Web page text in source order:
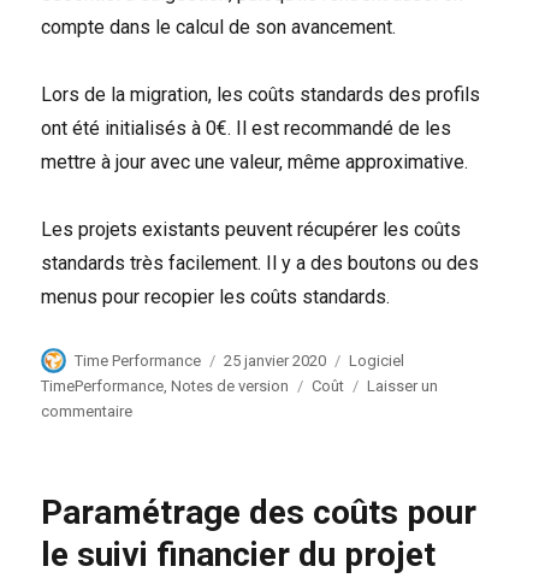
compte dans le calcul de son avancement.
Lors de la migration, les coûts standards des profils
ont été initialisés à 0€. Il est recommandé de les
mettre à jour avec une valeur, même approximative.
Les projets existants peuvent récupérer les coûts
standards très facilement. Il y a des boutons ou des
menus pour recopier les coûts standards.
Auteur
Time Performance
Publié
le
25 janvier 2020 Catégories
Logiciel
TimePerformance,Notes de version Étiquettes
Coût
Laisser un
commentairesur
2020
Paramétrage des coûts pour
le suivi financier du projet